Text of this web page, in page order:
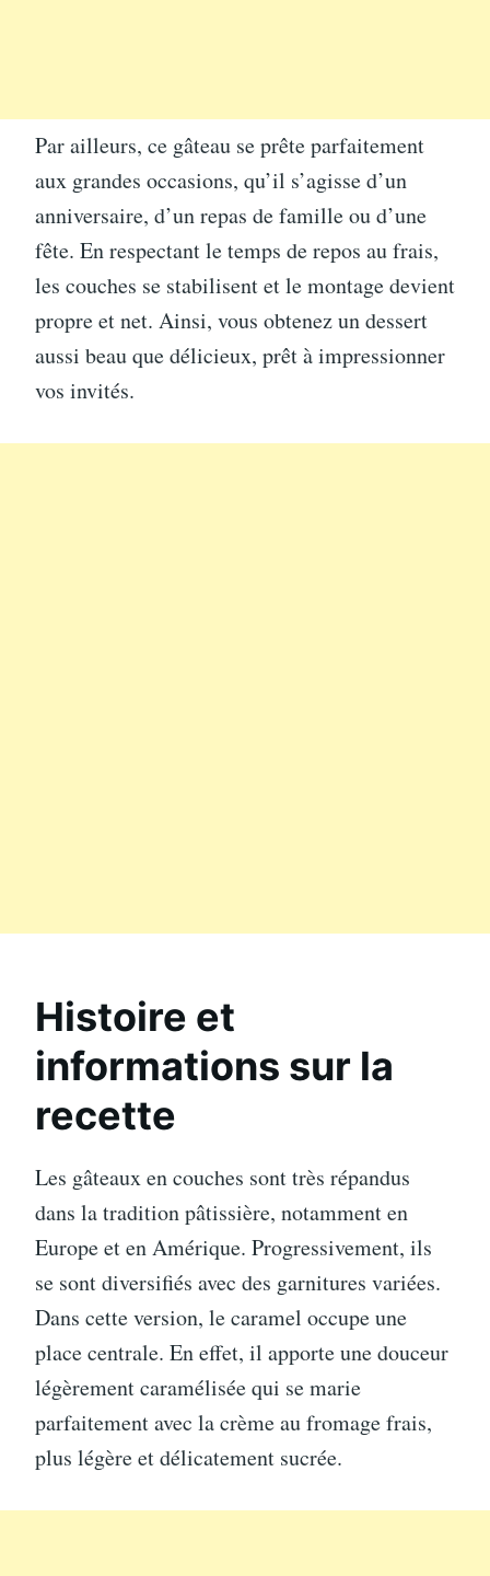
Par ailleurs, ce gâteau se prête parfaitement
aux grandes occasions, qu’il s’agisse d’un
anniversaire, d’un repas de famille ou d’une
fête. En respectant le temps de repos au frais,
les couches se stabilisent et le montage devient
propre et net. Ainsi, vous obtenez un dessert
aussi beau que délicieux, prêt à impressionner
vos invités.
Histoire et
informations sur la
recette
Les gâteaux en couches sont très répandus
dans la tradition pâtissière, notamment en
Europe et en Amérique. Progressivement, ils
se sont diversifiés avec des garnitures variées.
Dans cette version, le caramel occupe une
place centrale. En effet, il apporte une douceur
légèrement caramélisée qui se marie
parfaitement avec la crème au fromage frais,
plus légère et délicatement sucrée.